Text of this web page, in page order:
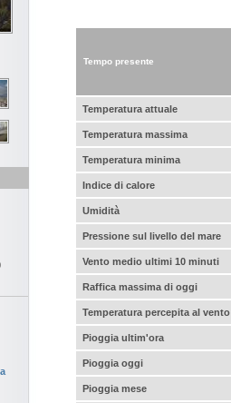
Tempo presente
Temperatura attuale
Temperatura massima
Temperatura minima
Indice di calore
Umidità
Pressione sul livello del mare
Vento medio ultimi 10 minuti
Raffica massima di oggi
Temperatura percepita al vento
Pioggia ultim'ora
Pioggia oggi
Pioggia mese